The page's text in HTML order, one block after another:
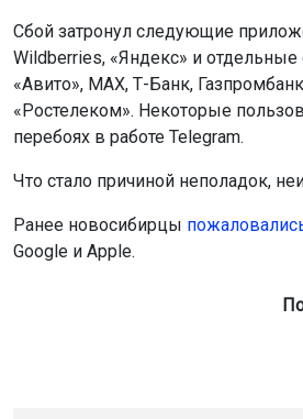
Сбой затронул следующие
Wildberries, «Яндекс» и отдельные
«Авито», MAX, Т-Банк,
«Ростелеком». Некоторые
перебоях в работе Telegram.
Что стало причиной неполадок,
Ранее новосибирцы
Google и Apple.